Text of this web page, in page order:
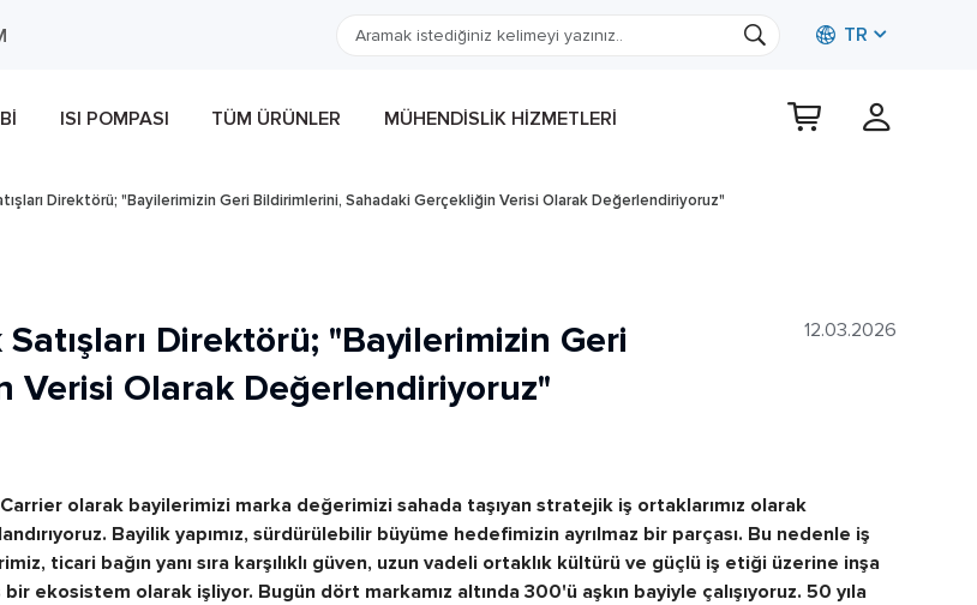
TR
ISI POMPASI TÜM ÜRÜNLER MÜHENDISLIK HIZMETLERI
Direktörü; "Bayilerimizin Geri Bildirimlerini, Sahadaki Gerçekliğin Verisi Olarak Değerlendiriyoruz"
Direktörü; "Bayilerimizin Geri
Verisi Olarak Değerlendiriyoruz"
12.03.2026
olarak bayilerimizi marka değerimizi sahada taşıyan stratejik iş ortaklarımız olarak
Bayilik yapımız, sürdürülebilir büyüme hedefimizin ayrılmaz bir parçası. Bu nedenle iş
ticari bağın yanı sıra karşılıklı güven, uzun vadeli ortaklık kültürü ve güçlü iş etiği üzerine inşa
ekosistem olarak işliyor. Bugün dört markamız altında 300'ü aşkın bayiyle çalışıyoruz. 50 yıla